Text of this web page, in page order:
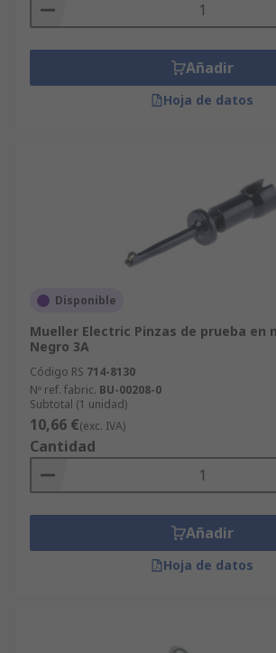
Añadir
Hoja de datos
Disponible
Mueller Electric Pinzas de prueba en
Negro 3A
Código RS 714-8130
Nº ref. fabric. BU-00208-0
Subtotal (1 unidad)
10,66 €(exc. IVA)
Cantidad
Añadir
Hoja de datos